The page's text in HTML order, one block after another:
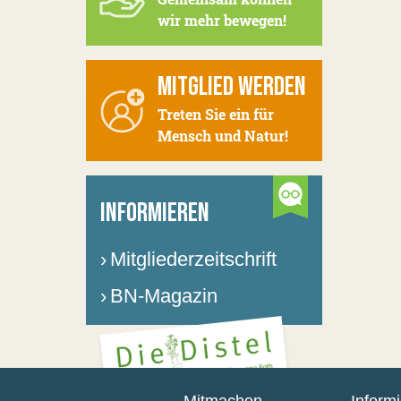
wir mehr bewegen!
MITGLIED WERDEN
Treten Sie ein für
Mensch und Natur!
INFORMIEREN
› Mitgliederzeitschrift
› BN-Magazin